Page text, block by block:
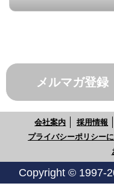
メルマガ登録
会社案内 採用情報
プライバシーポリシー
Copyright © 1997-